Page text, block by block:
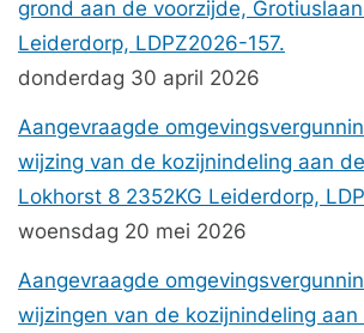
grond aan de voorzijde,
Leiderdorp, LDPZ2026-157.
donderdag 30 april 2026
Aangevraagde
wijzing van de kozijnindeling aan
Lokhorst 8 2352KG Leiderdorp,
woensdag 20 mei 2026
Aangevraagde
wijzingen van de kozijnindeling